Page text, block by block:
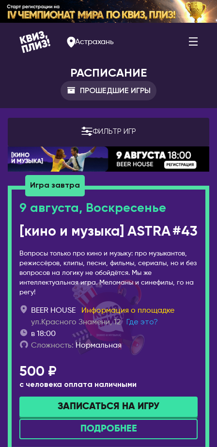
Астрахань
РОССИЯ
Арзамас
Арсеньев
Астрахань
Балаково
Барнаул
Благовещенск
Великий Новгород
Владивосток
Владикавказ
Владимир
Волгоград
Волгодонск
Волжский
Вологда
Горно-Алтайск
Екатеринбург
Ессентуки
Ереван
БЕЛАРУСЬ
Брест
Минск
БОЛГАРИЯ
ВЕЛИКОБРИТАНИЯ
Лондон
ВЕНГРИЯ
Будапешт
ВЬЕТНАМ
Дананг
Нячанг
ГЕРМАНИЯ
ГРЕЦИЯ
Афины
Салоники
РАСПИСАНИЕ
ПРОШЕДШИЕ ИГРЫ
ФИЛЬТР ИГР
Игра завтра
9 августа, Воскресенье
[кино и музыка] ASTRA#43
Вопросы только про кино и музыку: про музыкантов,
режиссёров, клипы, песни, фильмы, сериалы, но и без
вопросов на логику не обойдётся. Мы же
интеллектуальная игра. Меломаны и синефилы, го на
регу!
BEER HOUSE
Информация о площадке
ул.Красного Знамени, 12
Где это?
в 18:00
Сложность:Нормальная
500 ₽
с человека оплата наличными
ЗАПИСАТЬСЯ НА ИГРУ
ПОДРОБНЕЕ